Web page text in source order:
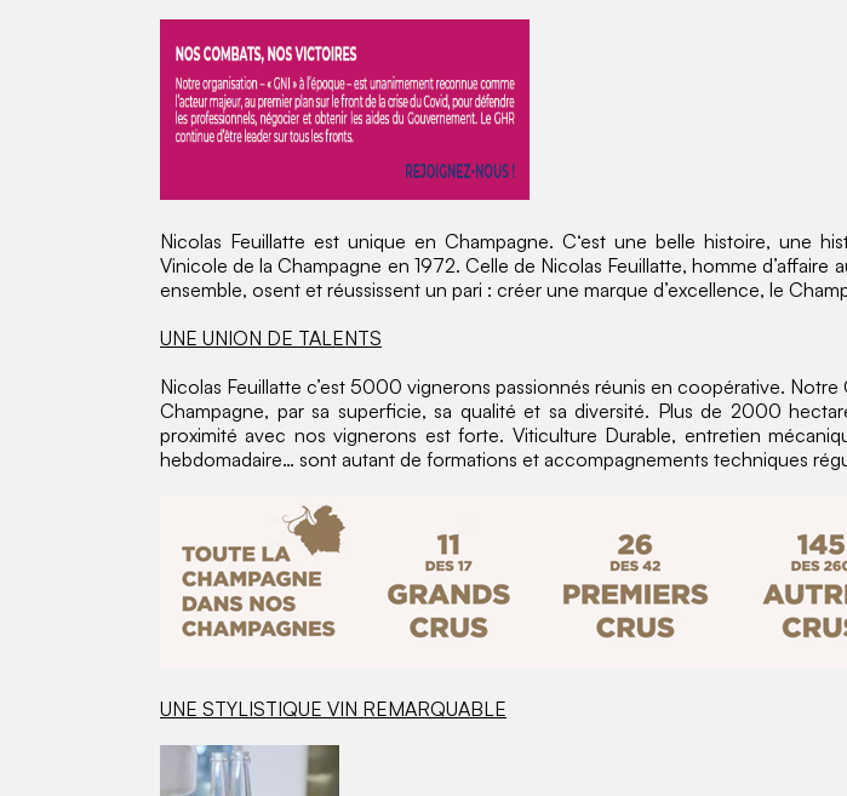
Nicolas Feuillatte est unique en Champagne. C‘est une belle histoire, une
Vinicole de la Champagne en 1972. Celle de Nicolas Feuillatte, homme
ensemble, osent et réussissent un pari : créer une marque d’excellence, le
UNE UNION DE TALENTS
Nicolas Feuillatte c’est 5000 vignerons passionnés réunis en coopérative.
Champagne, par sa superficie, sa qualité et sa diversité. Plus de 2000
proximité avec nos vignerons est forte. Viticulture Durable, entretien
hebdomadaire… sont autant de formations et accompagnements techniques
UNE STYLISTIQUE VIN REMARQUABLE